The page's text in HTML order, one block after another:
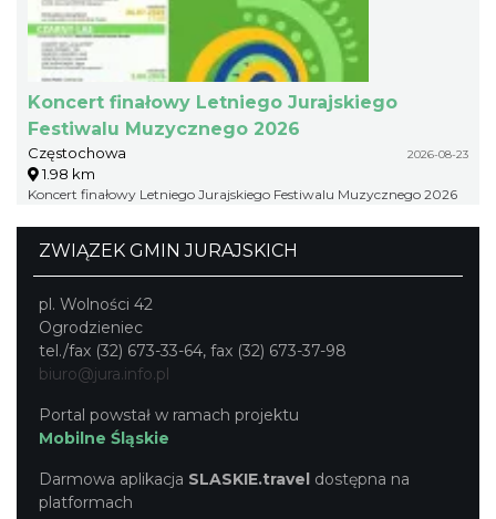
Koncert finałowy Letniego Jurajskiego
Festiwalu Muzycznego 2026
Częstochowa 2026-08-23
1.98 km
Koncert finałowy Letniego Jurajskiego Festiwalu Muzycznego 2026
ZWIĄZEK GMIN JURAJSKICH
pl. Wolności 42
Ogrodzieniec
tel./fax (32) 673-33-64, fax (32) 673-37-98
biuro@jura.info.pl
Portal powstał w ramach projektu
Mobilne Śląskie
Darmowa aplikacja SLASKIE.travel dostępna na
platformach